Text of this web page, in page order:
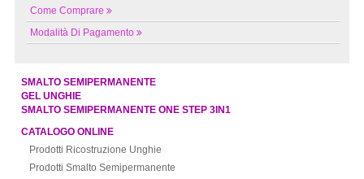
Come Comprare
Modalità Di Pagamento
SMALTO SEMIPERMANENTE
GEL UNGHIE
SMALTO SEMIPERMANENTE ONE STEP 3IN1
CATALOGO ONLINE
Prodotti Ricostruzione Unghie
Prodotti Smalto Semipermanente